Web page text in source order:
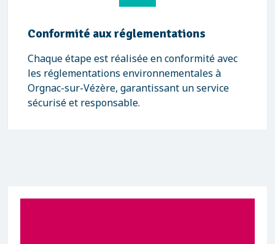
Conformité aux réglementations
Chaque étape est réalisée en conformité avec
les réglementations environnementales à
Orgnac-sur-Vézère, garantissant un service
sécurisé et responsable.